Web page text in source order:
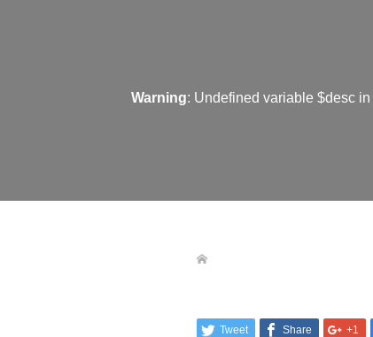
Warning: Undefined variable $desc in
Tweet Share +1